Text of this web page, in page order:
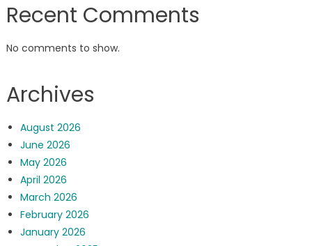
Recent Comments
No comments to show.
Archives
August 2026
June 2026
May 2026
April 2026
March 2026
February 2026
January 2026